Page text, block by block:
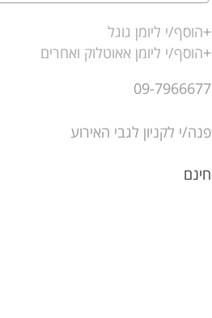
+הוסף/י ליומן גוגל
+הוסף/י ליומן אאוטלוק ואחרים
09-7966677
פנה/י לקניון לגבי האירוע
חינם